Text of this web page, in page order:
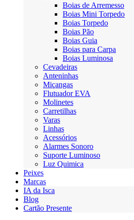
Boias de Arremesso
Boias Mini Torpedo
Boias Torpedo
Boias Pão
Boias Guia
Boias para Carpa
Boias Luminosa
Cevadeiras
Anteninhas
Miçangas
Flutuador EVA
Molinetes
Carretilhas
Varas
Linhas
Acessórios
Alarmes Sonoro
Suporte Luminoso
Luz Quimica
Peixes
Marcas
IA da Isca
Blog
Cartão Presente